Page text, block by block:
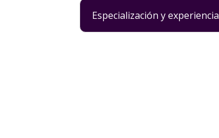
Especialización y experiencia